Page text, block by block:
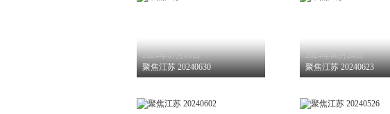
2024年07月01日
聚焦江苏 20240630
2024年06月24日
聚焦江苏 20240623